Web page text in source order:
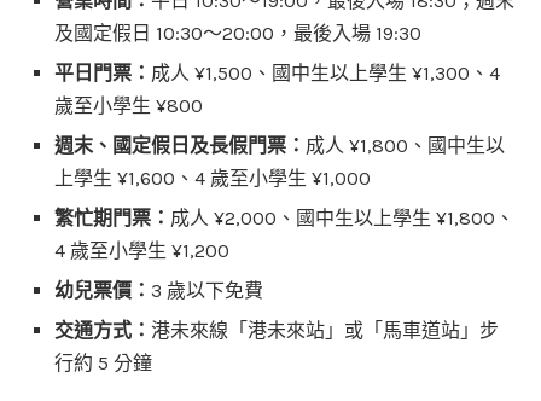
及國定假日 10:30～20:00，最後入場 19:30
平日門票： 成人 ¥1,500、國中生以上學生 ¥1,300、4
歲至小學生 ¥800
週末、國定假日及長假門票： 成人 ¥1,800、國中生以
上學生 ¥1,600、4 歲至小學生 ¥1,000
繁忙期門票： 成人 ¥2,000、國中生以上學生 ¥1,800、
4 歲至小學生 ¥1,200
幼兒票價： 3 歲以下免費
交通方式： 港未來線「港未來站」或「馬車道站」步
行約 5 分鐘